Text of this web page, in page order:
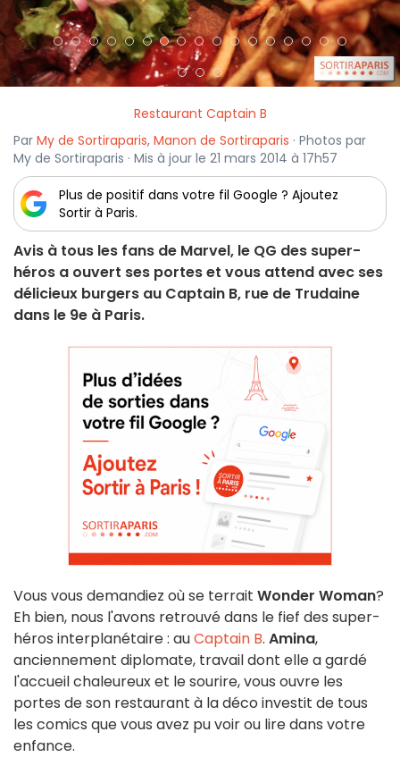
Restaurant Captain B
Par My de Sortiraparis, Manon de Sortiraparis · Photos par
My de Sortiraparis · Mis à jour le 21 mars 2014 à 17h57
Plus de positif dans votre fil Google ? Ajoutez
Sortir à Paris.
Avis à tous les fans de Marvel, le QG des super-
héros a ouvert ses portes et vous attend avec ses
délicieux burgers au Captain B, rue de Trudaine
dans le 9e à Paris.
Vous vous demandiez où se terrait Wonder Woman?
Eh bien, nous l'avons retrouvé dans le fief des super-
héros interplanétaire : auCaptain B. Amina,
anciennement diplomate, travail dont elle a gardé
l'accueil chaleureux et le sourire, vous ouvre les
portes de son restaurant à la déco investit de tous
les comics que vous avez pu voir ou lire dans votre
enfance.